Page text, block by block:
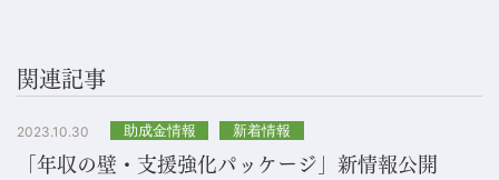
関連記事
2023.10.30 助成金情報 新着情報
「年収の壁・支援強化パッケージ」新情報公開